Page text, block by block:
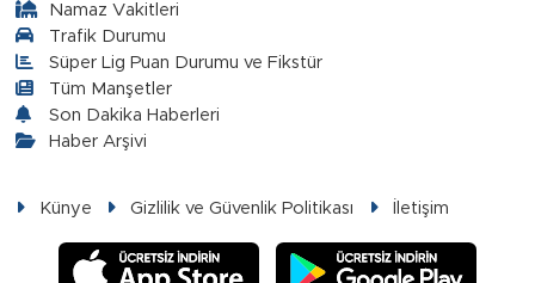
Namaz Vakitleri
Trafik Durumu
Süper Lig Puan Durumu ve Fikstür
Tüm Manşetler
Son Dakika Haberleri
Haber Arşivi
Künye Gizlilik ve Güvenlik Politikası İletişim